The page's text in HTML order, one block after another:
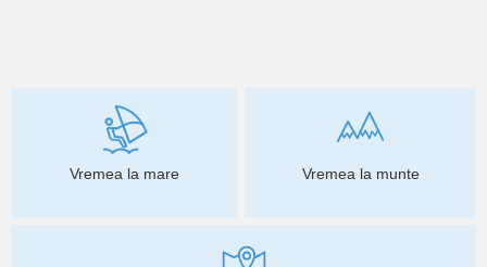
Vremea la mare Vremea la munte